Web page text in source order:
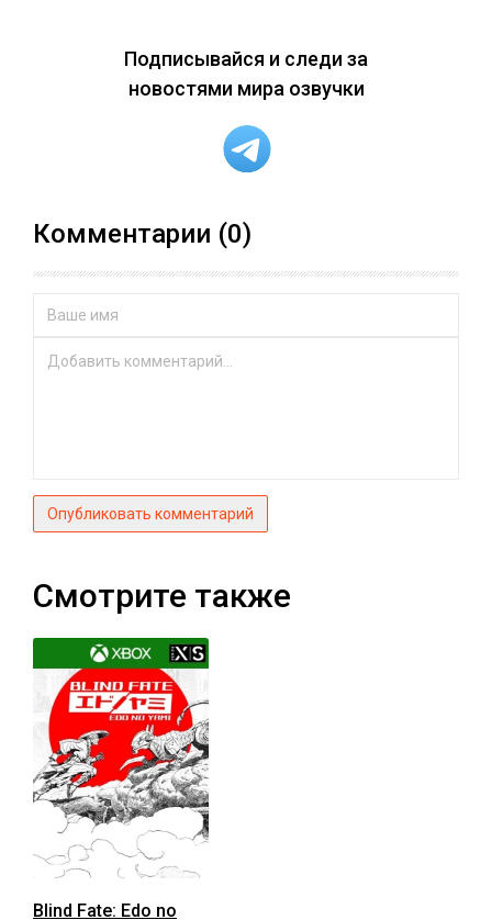
Подписывайся и следи за
новостями мира озвучки
Комментарии (0)
Опубликовать комментарий
Смотрите также
Blind Fate: Edo no